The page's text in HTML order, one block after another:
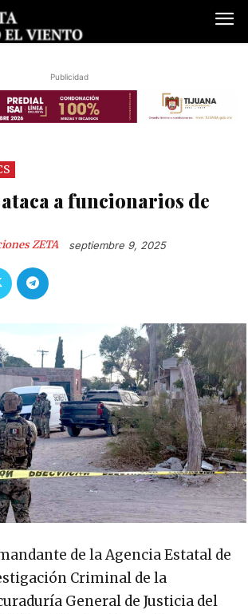
Publicidad
a funcionarios de
ZETA septiembre 9, 2025
de la Agencia Estatal de
Criminal de la
General de Justicia del